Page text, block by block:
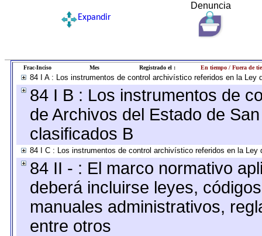
Denuncia
Expandir
Frac-Inciso Mes Registrado el : En tiempo / Fuera de
84 I A : Los instrumentos de control archivístico referidos en la
84 I B : Los instrumentos de
de Archivos del Estado de
clasificados B
84 I C : Los instrumentos de control archivístico referidos en la
84 II - : El marco normativo
deberá incluirse leyes,
manuales administrativos,
entre otros